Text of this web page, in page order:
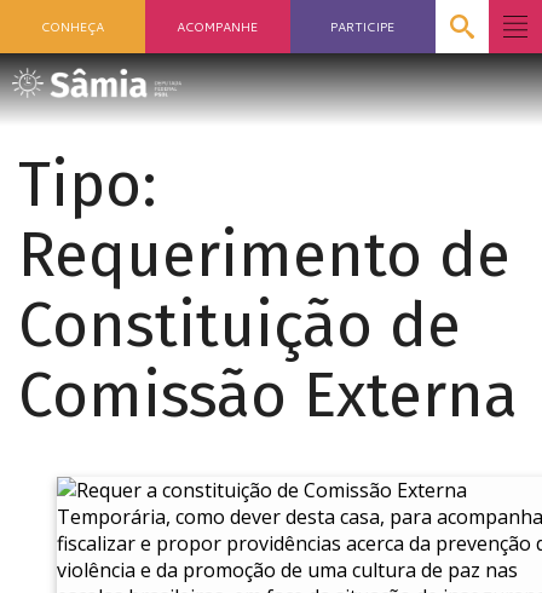
CONHEÇA ACOMPANHE PARTICIPE
Tipo:
Requerimento de
Constituição de
Comissão Externa